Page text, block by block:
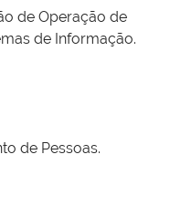
de Operação de
de Informação.
de Pessoas.